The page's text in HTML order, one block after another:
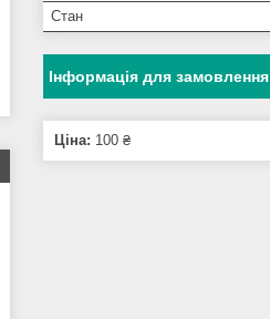
Стан
Інформація для замовлення
Ціна: 100 ₴